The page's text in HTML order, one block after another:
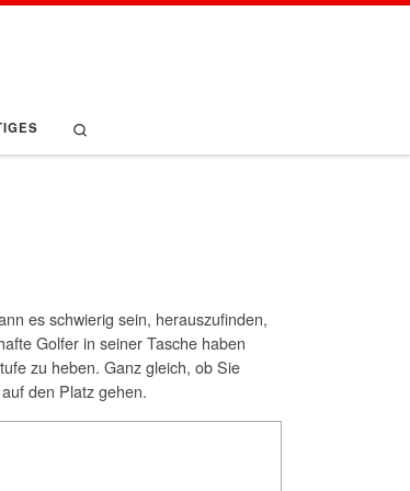
es schwierig sein, herauszufinden,
Golfer in seiner Tasche haben
zu heben. Ganz gleich, ob Sie
den Platz gehen.